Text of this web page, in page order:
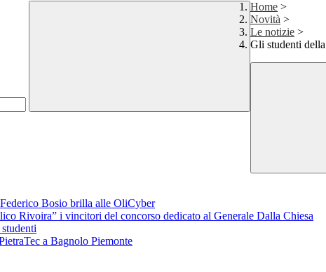
Home >
Novità >
Le notizie >
Gli studenti
Bosio brilla alle OliCyber
Rivoira” i vincitori del concorso dedicato al Generale Dalla Chiesa
a Bagnolo Piemonte